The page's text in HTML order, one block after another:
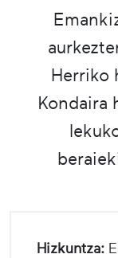
Herriko
Kondaira
Hizkuntza: